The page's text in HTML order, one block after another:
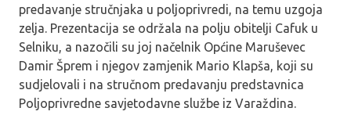
predavanje stručnjaka u poljoprivredi, na temu uzgoja
zelja. Prezentacija se održala na polju obitelji Cafuk u
Selniku, a nazočili su joj načelnik Općine Maruševec
Damir Šprem i njegov zamjenik Mario Klapša, koji su
sudjelovali i na stručnom predavanju predstavnica
Poljoprivredne savjetodavne službe iz Varaždina.